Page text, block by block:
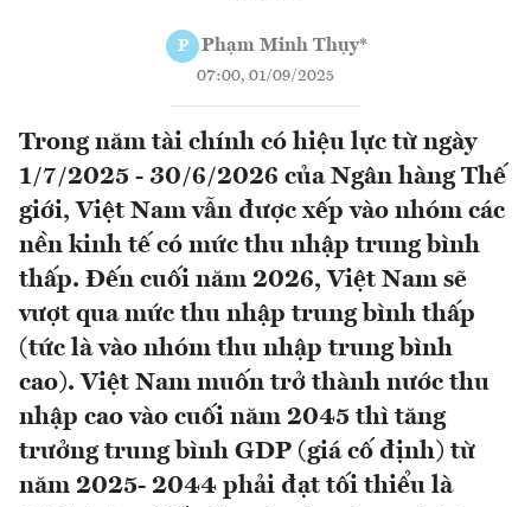
P Phạm Minh Thụy*
07:00, 01/09/2025
Trong năm tài chính có hiệu lực từ ngày
1/7/2025 - 30/6/2026 của Ngân hàng Thế
giới, Việt Nam vẫn được xếp vào nhóm các
nền kinh tế có mức thu nhập trung bình
thấp. Đến cuối năm 2026, Việt Nam sẽ
vượt qua mức thu nhập trung bình thấp
(tức là vào nhóm thu nhập trung bình
cao). Việt Nam muốn trở thành nước thu
nhập cao vào cuối năm 2045 thì tăng
trưởng trung bình GDP (giá cố định) từ
năm 2025- 2044 phải đạt tối thiểu là